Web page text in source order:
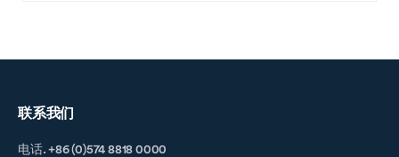
联系我们
电话. +86 (0)574 8818 0000